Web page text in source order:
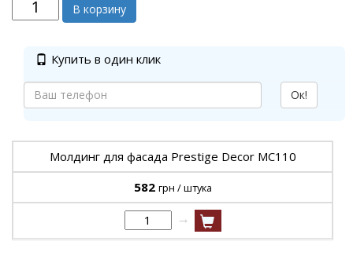
В корзину
Купить в один клик
Ок!
Молдинг для фасада Prestige Decor MC110
582 грн / штука
→